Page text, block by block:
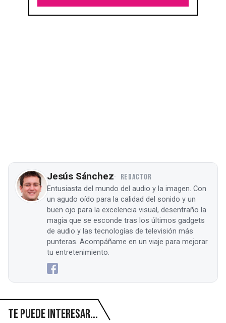
Jesús Sánchez REDACTOR
Entusiasta del mundo del audio y la imagen. Con
un agudo oído para la calidad del sonido y un
buen ojo para la excelencia visual, desentraño la
magia que se esconde tras los últimos gadgets
de audio y las tecnologías de televisión más
punteras. Acompáñame en un viaje para mejorar
tu entretenimiento.
Te puede interesar...